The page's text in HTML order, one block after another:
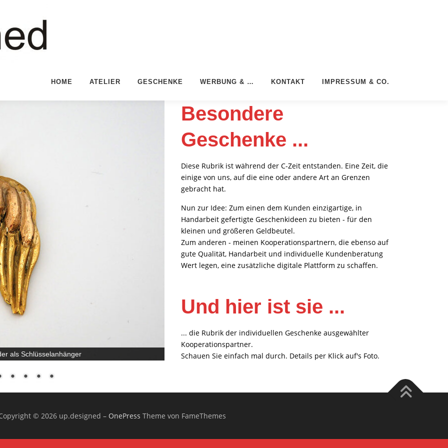
HOME ATELIER GESCHENKE WERBUNG & … KONTAKT IMPRESSUM & CO.
Besondere
Geschenke ...
Diese Rubrik ist während der C-Zeit entstanden. Eine Zeit, die
einige von uns, auf die eine oder andere Art an Grenzen
gebracht hat.
Nun zur Idee: Zum einen dem Kunden einzigartige, in
Handarbeit gefertigte Geschenkideen zu bieten - für den
kleinen und größeren Geldbeutel.
Zum anderen - meinen Kooperationspartnern, die ebenso auf
gute Qualität, Handarbeit und individuelle Kundenberatung
Wert legen, eine zusätzliche digitale Plattform zu schaffen.
Und hier ist sie ...
... die Rubrik der individuellen Geschenke ausgewählter
Kooperationspartner.
Schauen Sie einfach mal durch. Details per Klick auf's Foto.
© 2026 up.designed – OnePress Theme von FameThemes